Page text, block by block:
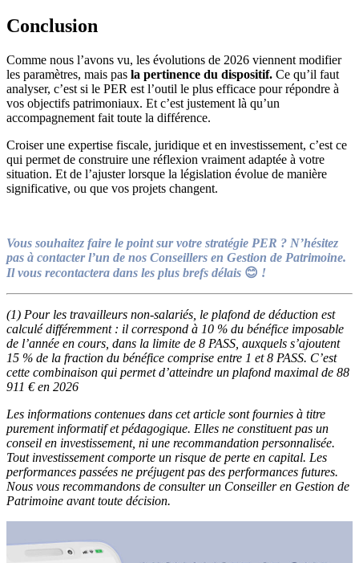
Conclusion
Comme nous l’avons vu, les évolutions de 2026 viennent modifier
les paramètres, mais pas la pertinence du dispositif. Ce qu’il faut
analyser, c’est si le PER est l’outil le plus efficace pour répondre à
vos objectifs patrimoniaux. Et c’est justement là qu’un
accompagnement fait toute la différence.
Croiser une expertise fiscale, juridique et en investissement, c’est ce
qui permet de construire une réflexion vraiment adaptée à votre
situation. Et de l’ajuster lorsque la législation évolue de manière
significative, ou que vos projets changent.
Vous souhaitez faire le point sur votre stratégie PER ? N’hésitez
pas à contacter l’un de nos Conseillers en Gestion de Patrimoine.
Il vous recontactera dans les plus brefs délais 😊 !
(1) Pour les travailleurs non-salariés, le plafond de déduction est
calculé différemment : il correspond à 10 % du bénéfice imposable
de l’année en cours, dans la limite de 8 PASS, auxquels s’ajoutent
15 % de la fraction du bénéfice comprise entre 1 et 8 PASS. C’est
cette combinaison qui permet d’atteindre un plafond maximal de 88
911 € en 2026
Les informations contenues dans cet article sont fournies à titre
purement informatif et pédagogique. Elles ne constituent pas un
conseil en investissement, ni une recommandation personnalisée.
Tout investissement comporte un risque de perte en capital. Les
performances passées ne préjugent pas des performances futures.
Nous vous recommandons de consulter un Conseiller en Gestion de
Patrimoine avant toute décision.